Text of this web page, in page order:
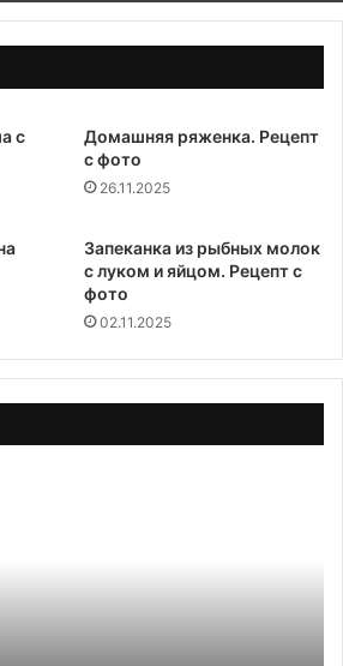
с
Домашняя ряженка. Рецепт
с фото
26.11.2025
Запеканка из рыбных молок
с луком и яйцом. Рецепт с
фото
02.11.2025